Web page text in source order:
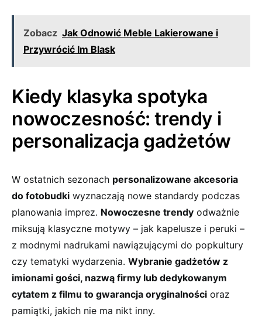
Zobacz Jak Odnowić Meble Lakierowane i
Przywrócić Im Blask
Kiedy klasyka spotyka
nowoczesność: trendy i
personalizacja gadżetów
W ostatnich sezonach personalizowane akcesoria
do fotobudki wyznaczają nowe standardy podczas
planowania imprez. Nowoczesne trendy odważnie
miksują klasyczne motywy – jak kapelusze i peruki –
z modnymi nadrukami nawiązującymi do popkultury
czy tematyki wydarzenia. Wybranie gadżetów z
imionami gości, nazwą firmy lub dedykowanym
cytatem z filmu to gwarancja oryginalności oraz
pamiątki, jakich nie ma nikt inny.